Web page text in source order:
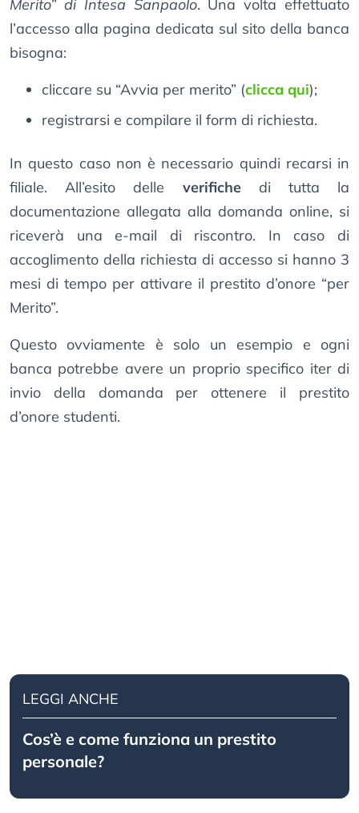
Merito” di Intesa Sanpaolo. Una volta effettuato
l’accesso alla pagina dedicata sul sito della banca
bisogna:
cliccare su “Avvia per merito” (clicca qui);
registrarsi e compilare il form di richiesta.
In questo caso non è necessario quindi recarsi in
filiale. All’esito delle verifichedi tutta la
documentazione allegata alla domanda online, si
riceverà una e-mail di riscontro. In caso di
accoglimento della richiesta di accesso si hanno 3
mesi di tempo per attivare il prestito d’onore “per
Merito”.
Questo ovviamente è solo un esempio e ogni
banca potrebbe avere un proprio specifico iter di
invio della domanda per ottenere il prestito
d’onore studenti.
LEGGI ANCHE
Cos’è e come funziona un prestito
personale?